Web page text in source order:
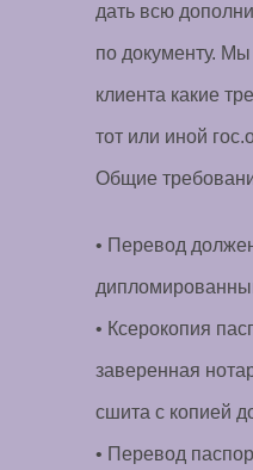
дать всю
по документу.
клиента какие
тот или иной
Общие
• Перевод
• Ксерокопия
заверенная
сшита с копией
• Перевод